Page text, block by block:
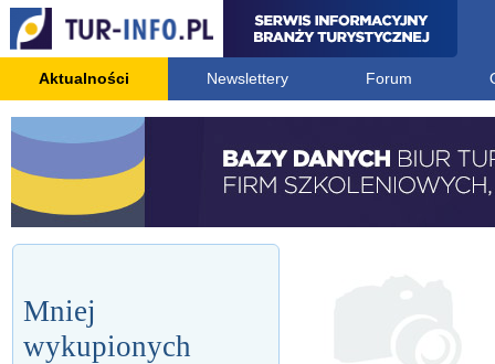
Aktualności Newslettery Forum
Mniej
wykupionych